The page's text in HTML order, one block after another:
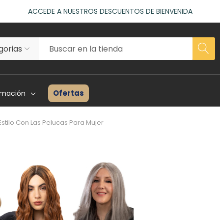
ACCEDE A NUESTROS DESCUENTOS DE BIENVENIDA
Asociados
Profesional
Creadores Superhair
Reseñas Y Testimonios
Proyecto Solidario
Consulta
Ofertas
Con Las Pelucas Para Mujer